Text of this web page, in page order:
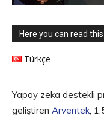
Here you can read
Türkçe
Yapay zeka destekli
geliştiren Arventek ,